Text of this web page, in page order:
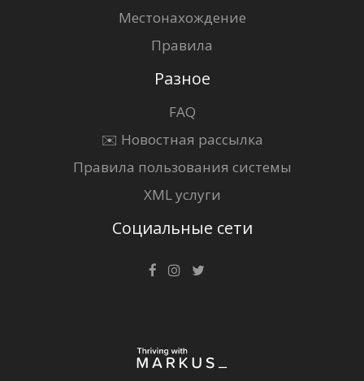
Местонахождение
Правила
Разное
FAQ
✉️ Новостная рассылка
Правила пользования системы
XML услуги
Социальные сети